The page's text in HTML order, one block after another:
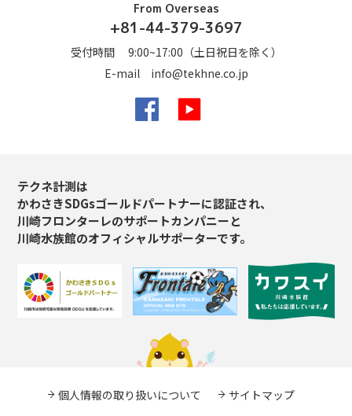
From Overseas
+81-44-379-3697
受付時間 9:00~17:00（土日祝日を除く）
E-mail info@tekhne.co.jp
Facebook
テクネ計測は
かわさきSDGsゴールドパートナーに認証され、
川崎フロンターレのサポートカンパニーと
川崎水族館のオフィシャルサポーターです。
個人情報の取り扱いについて サイトマップ